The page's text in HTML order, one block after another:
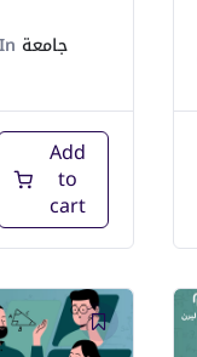
In جامعة
Add
to
cart